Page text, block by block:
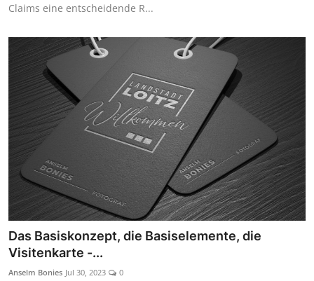
Claims eine entscheidende R...
Das Basiskonzept, die Basiselemente, die
Visitenkarte -...
Anselm Bonies Jul 30, 2023 0